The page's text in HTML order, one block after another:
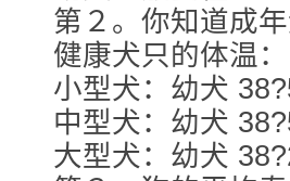
第２。你知道成年
健康犬只的体温
小型犬：幼犬
中型犬：幼犬
大型犬：幼犬